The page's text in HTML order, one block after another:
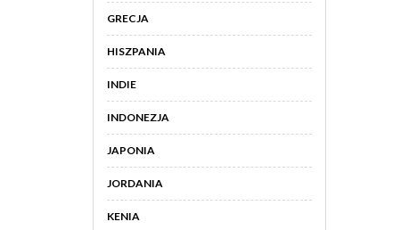
GRECJA
HISZPANIA
INDIE
INDONEZJA
JAPONIA
JORDANIA
KENIA